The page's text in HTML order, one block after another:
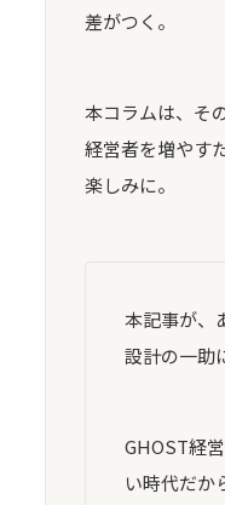
差がつく。
本コラムは、そ
経営者を増やす
楽しみに。
本記事が、
設計の一助
GHOST経
い時代だか